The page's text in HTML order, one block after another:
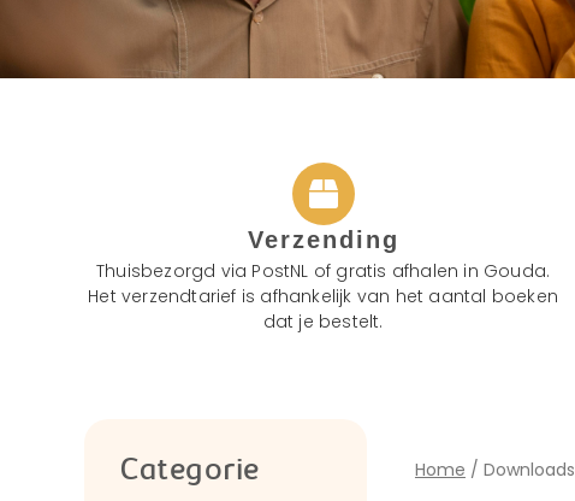
Verzending
Thuisbezorgd via PostNL of gratis afhalen in Gouda.
Het verzendtarief is afhankelijk van het aantal boeken
dat je bestelt.
Categorie Home / Downloads